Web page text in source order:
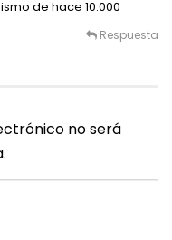
de hace 10.000
Respuesta
no será